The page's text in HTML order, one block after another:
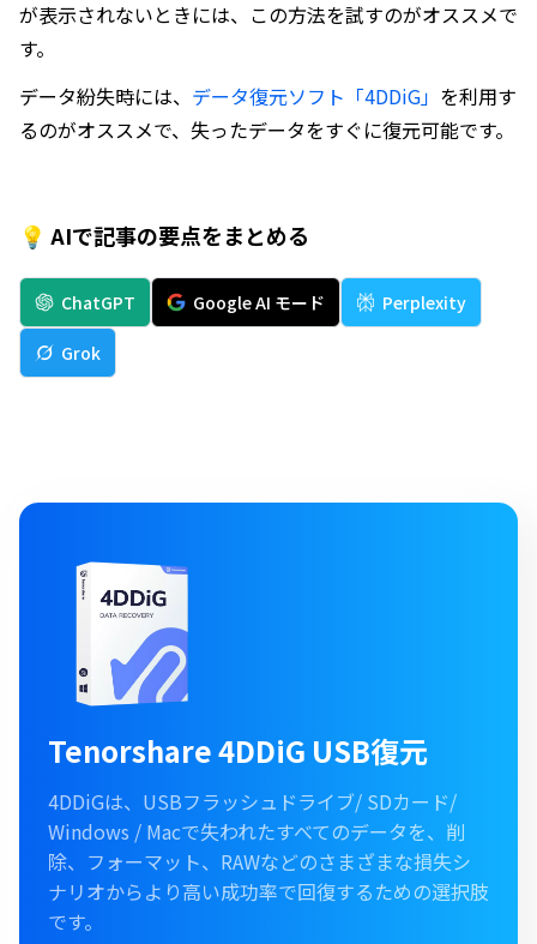
が表示されないときには、この方法を試すのがオススメで
す。
データ紛失時には、 データ復元ソフト「4DDiG」 を利用す
るのがオススメで、失ったデータをすぐに復元可能です。
💡 AIで記事の要点をまとめる
ChatGPT Google AI モード Perplexity
Grok
Tenorshare 4DDiG USB復元
4DDiGは、USBフラッシュドライブ/ SDカード/
Windows / Macで失われたすべてのデータを、削
除、フォーマット、RAWなどのさまざまな損失シ
ナリオからより高い成功率で回復するための選択肢
です。